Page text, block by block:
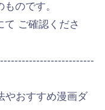
のです。
て ご確認くださ
やおすすめ漫画ダ